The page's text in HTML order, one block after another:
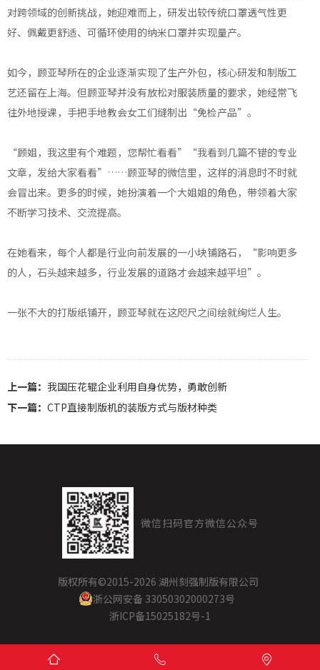
对跨领域的创新挑战，她迎难而上，研发出较传统口罩透气性更
好、佩戴更舒适、可循环使用的纳米口罩并实现量产。
如今，顾亚琴所在的企业逐渐实现了生产外包，核心研发和制版工
艺还留在上海。但顾亚琴并没有放松对服装质量的要求，她经常飞
往外地授课，手把手地教会女工们缝制出“免检产品”。
“顾姐，我这里有个难题，您帮忙看看”“我看到几篇不错的专业
文章，发给大家看看”……顾亚琴的微信里，这样的消息时不时就
会冒出来。更多的时候，她扮演着一个大姐姐的角色，带领着大家
不断学习技术、交流提高。
在她看来，每个人都是行业向前发展的一小块铺路石，“影响更多
的人，石头越来越多，行业发展的道路才会越来越平坦”。
一张不大的打版纸铺开，顾亚琴就在这咫尺之间绘就绚烂人生。
上一篇： 我国压花辊企业利用自身优势，勇敢创新
下一篇： CTP直接制版机的装版方式与版材种类
微信扫码官方微信公众号
版权所有©2015-2026 湖州刻强制版有限公司
浙公网安备 33050302000273号
浙ICP备15025182号-1
  